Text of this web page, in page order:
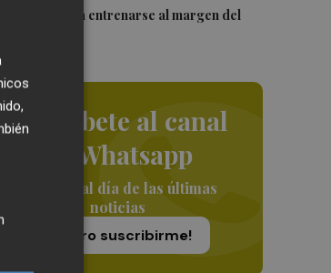
vuelve a entrenarse al margen del
Suscríbete al canal
de Whatsapp
Siempre al día de las últimas
noticias
¡Quiero suscribirme!